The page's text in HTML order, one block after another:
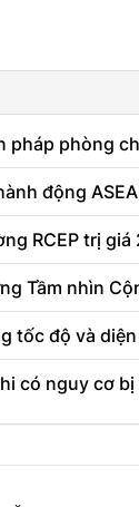
phòng
động
RCEP trị
Tầm nhìn
tốc độ và
có nguy cơ bị